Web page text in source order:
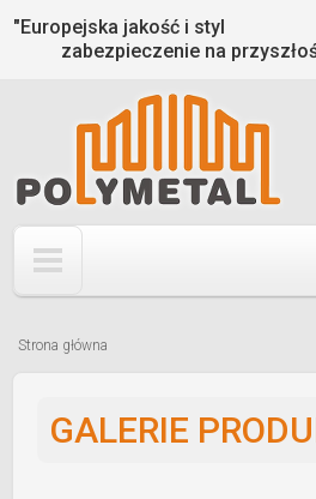
Jump to
"Europejska jakość i styl
zabezpieczenie na
tutaj
Strona główna
GALERIE